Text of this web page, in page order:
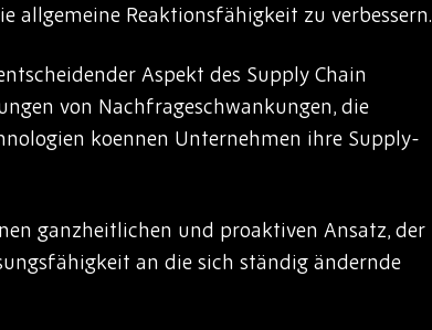
allgemeine Reaktionsfähigkeit zu verbessern.
Aspekt des Supply Chain
von Nachfrageschwankungen, die
koennen Unternehmen ihre Supply-
ganzheitlichen und proaktiven Ansatz, der
an die sich ständig ändernde